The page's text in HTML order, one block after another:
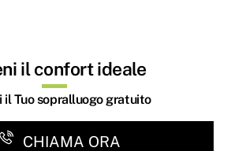
il confort ideale
il Tuo sopralluogo gratuito
CHIAMA ORA